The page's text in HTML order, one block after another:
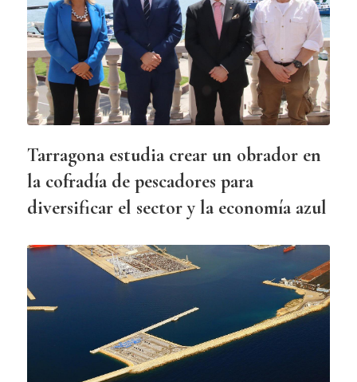
Tarragona estudia crear un obrador en
la cofradía de pescadores para
diversificar el sector y la economía azul